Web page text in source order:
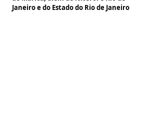
Janeiro e do Estado do Rio de Janeiro